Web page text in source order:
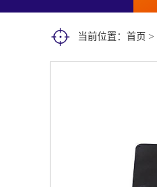
当前位置： 首页 >